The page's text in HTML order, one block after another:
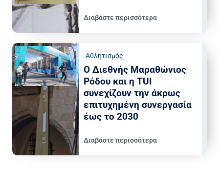
Διαβάστε περισσότερα
Αθλητισμός
Ο Διεθνής Μαραθώνιος
Ρόδου και η TUI
συνεχίζουν την άκρως
επιτυχημένη συνεργασία
έως το 2030
Διαβάστε περισσότερα